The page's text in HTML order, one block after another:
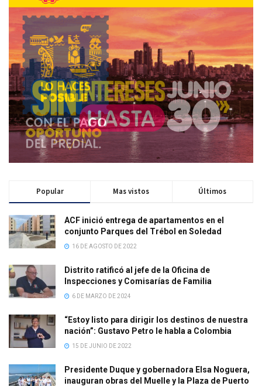
Popular Mas vistos Últimos
ACF inició entrega de apartamentos en el
conjunto Parques del Trébol en Soledad
16 DE AGOSTO DE 2022
Distrito ratificó al jefe de la Oficina de
Inspecciones y Comisarías de Familia
6 DE MARZO DE 2024
“Estoy listo para dirigir los destinos de nuestra
nación”: Gustavo Petro le habla a Colombia
15 DE JUNIO DE 2022
Presidente Duque y gobernadora Elsa Noguera,
inauguran obras del Muelle y la Plaza de Puerto